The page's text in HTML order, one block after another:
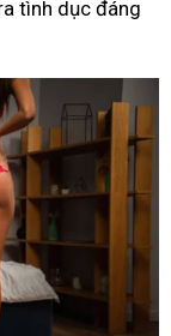
tình dục đáng